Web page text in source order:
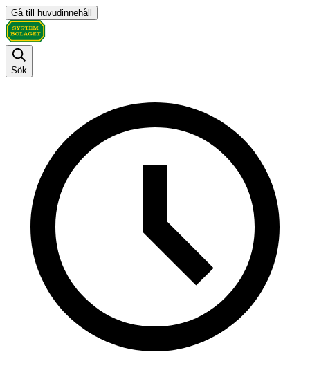
Gå till huvudinnehåll
Sök